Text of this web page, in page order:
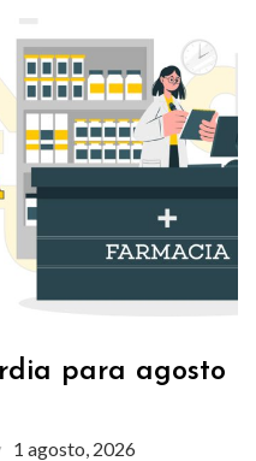
para agosto
1 agosto, 2026